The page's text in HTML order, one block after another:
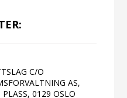
C/O
AS,
0129 OSLO